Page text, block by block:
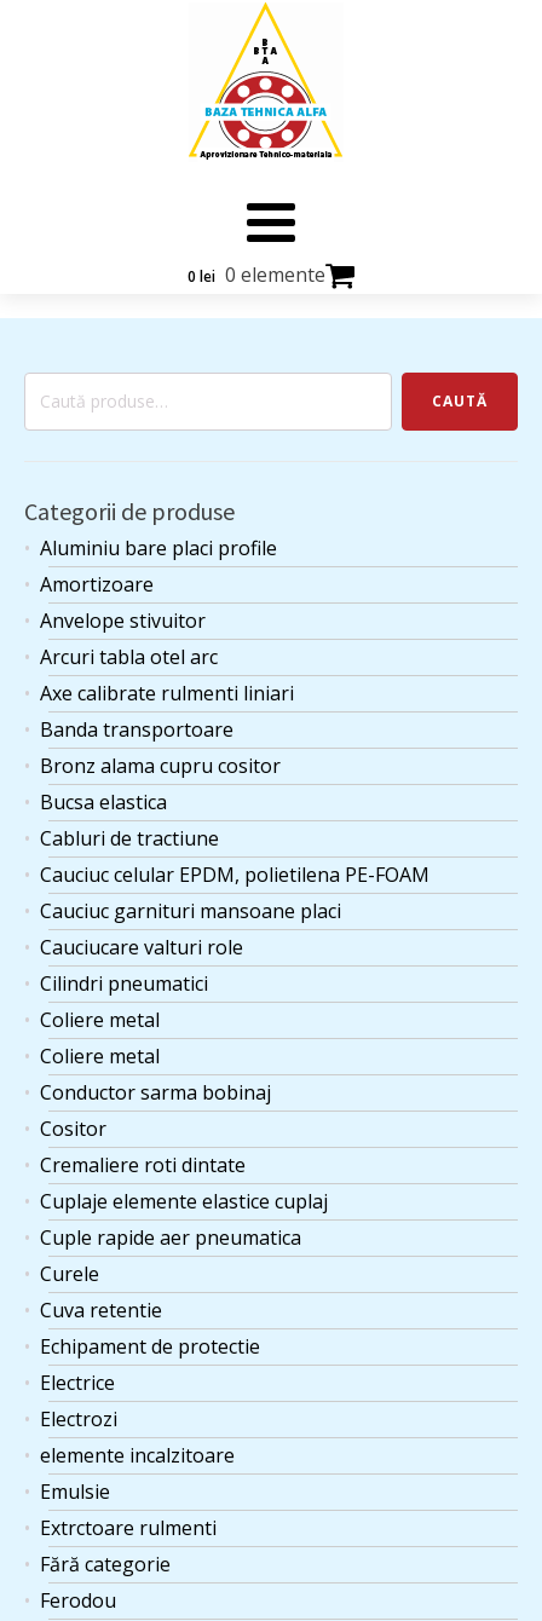
0 lei 0 elemente
Caută
CAUTĂ
Categorii de produse
Aluminiu bare placi profile
Amortizoare
Anvelope stivuitor
Arcuri tabla otel arc
Axe calibrate rulmenti liniari
Banda transportoare
Bronz alama cupru cositor
Bucsa elastica
Cabluri de tractiune
Cauciuc celular EPDM, polietilena PE-FOAM
Cauciuc garnituri mansoane placi
Cauciucare valturi role
Cilindri pneumatici
Coliere metal
Coliere metal
Conductor sarma bobinaj
Cositor
Cremaliere roti dintate
Cuplaje elemente elastice cuplaj
Cuple rapide aer pneumatica
Curele
Cuva retentie
Echipament de protectie
Electrice
Electrozi
elemente incalzitoare
Emulsie
Extrctoare rulmenti
Fără categorie
Ferodou